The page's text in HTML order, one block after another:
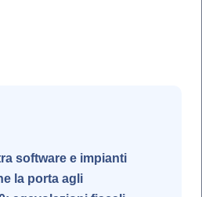
software e impianti
la porta agli